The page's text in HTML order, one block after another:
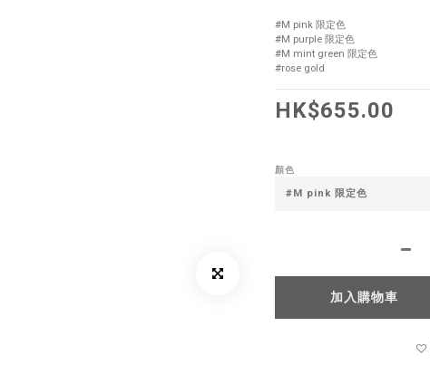
#M pink 限定色
#M purple 限定色
#M mint green 限定色
#rose gold
HK$655.00
顏色
加入購物車